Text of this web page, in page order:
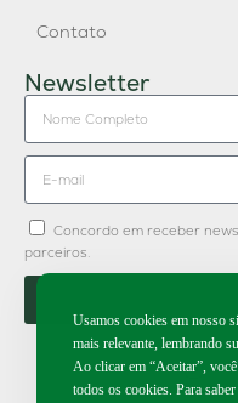
Contato
Newsletter
Concordo em receber
parceiros.
Usamos cookies em nosso
mais relevante, lembrando
Ao clicar em “Aceitar”,
todos os cookies. Para